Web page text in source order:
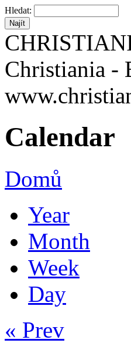
Hledat:
Christiania -
Calendar
Domů
Year
Month
Week
Day
« Prev